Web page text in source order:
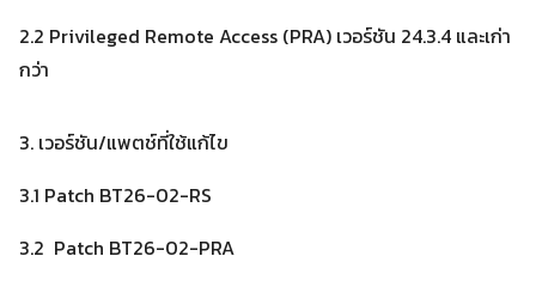
2.2 Privileged Remote Access (PRA) เวอร์ชัน 24.3.4 และเก่า
กว่า
3. เวอร์ชัน/แพตช์ที่ใช้แก้ไข
3.1 Patch BT26-02-RS
3.2 Patch BT26-02-PRA